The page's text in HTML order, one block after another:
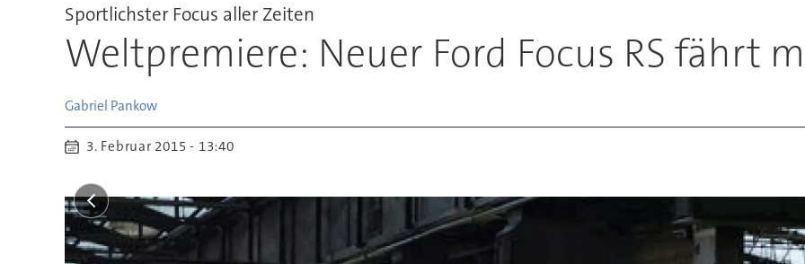
Sportlichster Focus aller Zeiten
Weltpremiere: Neuer Ford Focus RS fährt
Gabriel Pankow
3. Februar 2015 - 13:40